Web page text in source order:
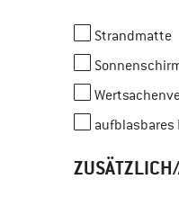
Strandmatte
aufblasbares